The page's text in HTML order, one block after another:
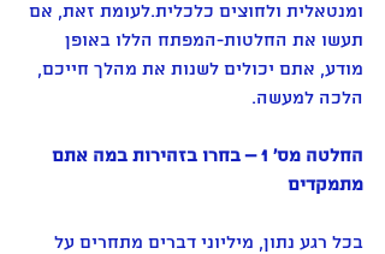
ומנטאלית ולחוצים כלכלית.לעומת זאת, אם
תעשו את החלטות-המפתח הללו באופן
מודע, אתם יכולים לשנות את מהלך חייכם,
הלכה למעשה.
החלטה מס' 1 – בחרו בזהירות במה אתם
מתמקדים
בכל רגע נתון, מיליוני דברים מתחרים על